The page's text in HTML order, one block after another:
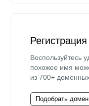
Воспользуйтесь
похожее имя
из 700+ доменных
Подобрать домен